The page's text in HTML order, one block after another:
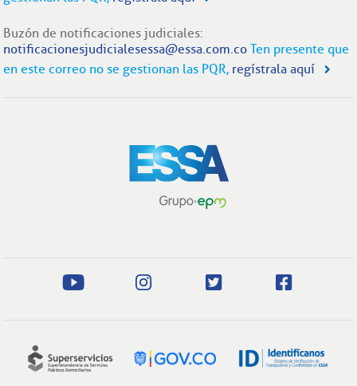
Buzón de notificaciones judiciales:
notificacionesjudicialesessa@essa.com.co Ten presente que
en este correo no se gestionan las PQR, regístrala aquí